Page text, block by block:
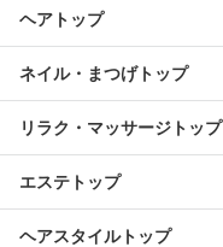
ヘアトップ
ネイル・まつげトップ
リラク・マッサージトップ
エステトップ
ヘアスタイルトップ